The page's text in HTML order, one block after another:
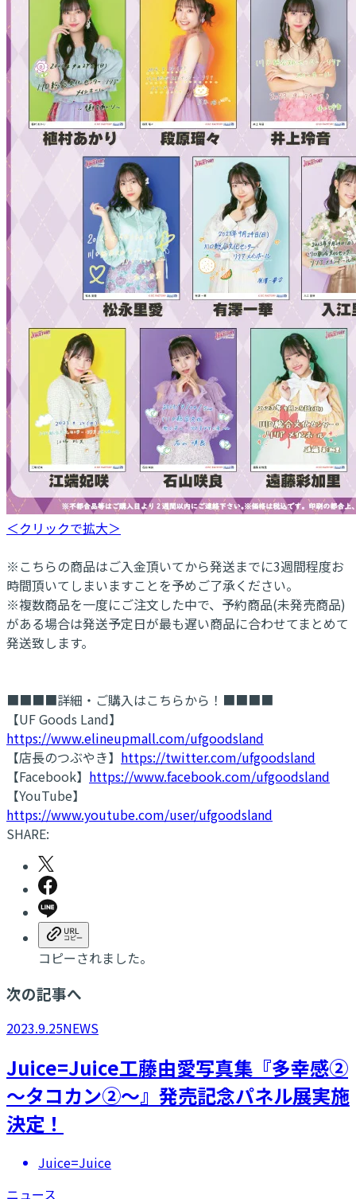
＜クリックで拡大＞
※こちらの商品はご入金頂いてから発送までに3週間程度お
時間頂いてしまいますことを予めご了承ください。
※複数商品を一度にご注文した中で、予約商品(未発売商品)
がある場合は発送予定日が最も遅い商品に合わせてまとめて
発送致します。
■■■■詳細・ご購入はこちらから！■■■■
【UF Goods Land】
https://www.elineupmall.com/ufgoodsland
【店長のつぶやき】 https://twitter.com/ufgoodsland
【Facebook】 https://www.facebook.com/ufgoodsland
【YouTube】
https://www.youtube.com/user/ufgoodsland
SHARE:
コピーされました。
次の記事へ
2023.9.25NEWS
Juice=Juice工藤由愛写真集『多幸感②
～タコカン②～』発売記念パネル展実施
決定！
Juice=Juice
ニュース